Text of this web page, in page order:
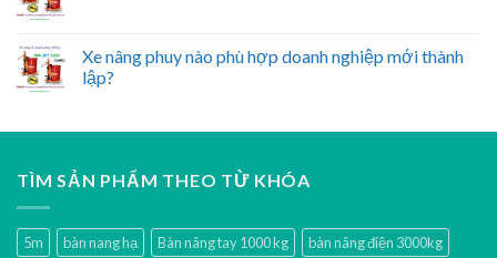
Xe nâng phuy nào phù hợp doanh nghiệp mới thành
lập?
TÌM SẢN PHẨM THEO TỪ KHÓA
5m bàn nang hạ Bàn nâng tay 1000 kg
bàn nâng điện 3000kg